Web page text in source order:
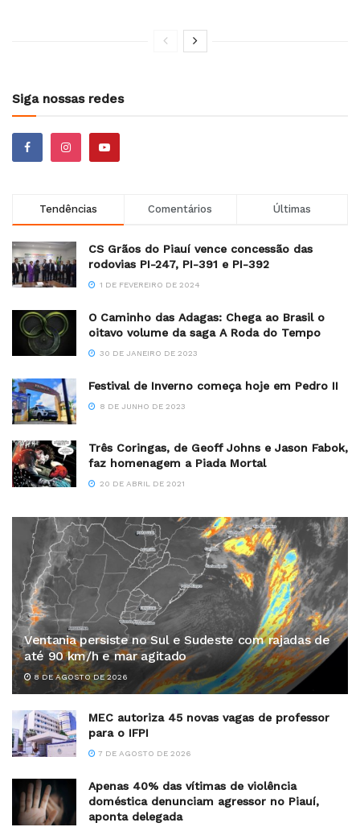
Siga nossas redes
Tendências Comentários Últimas
CS Grãos do Piauí vence concessão das
rodovias PI-247, PI-391 e PI-392
1 DE FEVEREIRO DE 2024
O Caminho das Adagas: Chega ao Brasil o
oitavo volume da saga A Roda do Tempo
30 DE JANEIRO DE 2023
Festival de Inverno começa hoje em Pedro II
8 DE JUNHO DE 2023
Três Coringas, de Geoff Johns e Jason Fabok,
faz homenagem a Piada Mortal
20 DE ABRIL DE 2021
Ventania persiste no Sul e Sudeste com rajadas de
até 90 km/h e mar agitado
8 DE AGOSTO DE 2026
MEC autoriza 45 novas vagas de professor
para o IFPI
7 DE AGOSTO DE 2026
Apenas 40% das vítimas de violência
doméstica denunciam agressor no Piauí,
aponta delegada